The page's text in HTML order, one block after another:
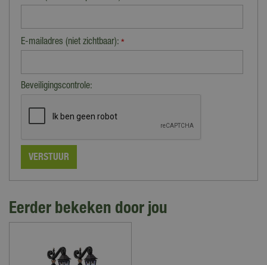
E-mailadres (niet zichtbaar): *
Beveiligingscontrole:
Eerder bekeken door jou